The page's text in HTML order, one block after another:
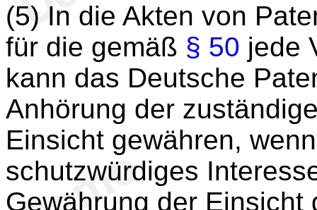
(5) In die Akten von
für die gemäß § 50 jede
kann das Deutsche
Anhörung der
Einsicht gewähren,
schutzwürdiges
Gewährung der